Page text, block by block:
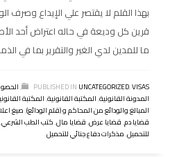
بهذا القلم لا يقتصر علي الإيداع وصرف
قرين كل وديعة في حاله اعتراض أحد
ما للمدين لدي الغير والتقرير بما في
PUBLISHED IN UNCATEGORIZED,VISAS
,
المدونة القانونية,المكتبة القانونية,المكتبة
المبالغ والودائع من المحاكم و (قلم الودائع),صيغ
قضايا دم,قضايا عرض,قضايا مال,كتب الطب الشرعي,
للتحميل,مذكرات دفاع جنائي للتحميل